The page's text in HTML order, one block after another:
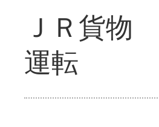
ＪＲ貨物
運転